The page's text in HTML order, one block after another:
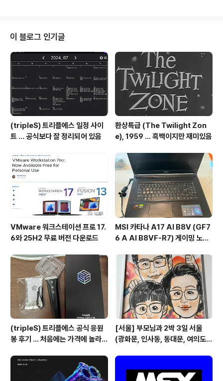
보니 뉴스레터 서비스의 해킹으로 발생한 일이었습니다. h
ttps://zdnet.co.kr/view/?no=20241221144511 외
교부 위장 스팸메일, 알고보니 뉴스레터 서비스 ‘스티비’ 해
킹 탓얼마 전 알스퀘어 뉴스레터 고객들에게 발송된 외교
이 블로그 인기글
(tripleS) 트리플에스 일정 사이
트 ... 공식보다 잘 정리되어 있음
환상특급 (The Twilight Zon
e), 1959 ... 흑백이지만 재미있음
VMware 워크스테이션 프로 17.
6와 25H2 무료 버전 다운로드
MSI 카타나 A17 AI B8V (GF7
6 A AI B8VF-R7) 게이밍 노트
(tripleS) 트리플에스 공식 응원
봉 후기 ... 처음에는 가격에 놀라고
[서울] 부모님과 2박 3일 서울
(광화문, 인사동, 동대문, 여의도)